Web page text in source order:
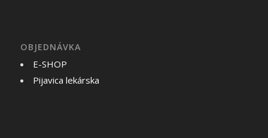
OBJEDNÁVKA
E-SHOP
Pijavica lekárska